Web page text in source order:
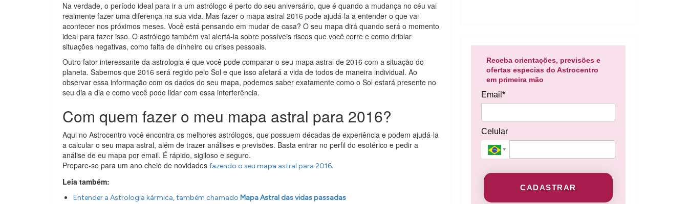
Na verdade, o período ideal para ir a um astrólogo é perto do seu aniversário, que é quando a mudança no céu vai
realmente fazer uma diferença na sua vida. Mas fazer o mapa astral 2016 pode ajudá-la a entender o que vai
acontecer nos próximos meses. Você está pensando em mudar de casa? O seu mapa dirá quando será o momento
ideal para fazer isso. O astrólogo também vai alertá-la sobre possíveis riscos que você corre e como driblar
situações negativas, como falta de dinheiro ou crises pessoais.
Outro fator interessante da astrologia é que você pode comparar o seu mapa astral de 2016 com a situação do
planeta. Sabemos que 2016 será regido pelo Sol e que isso afetará a vida de todos de maneira individual. Ao
observar essa informação com os dados do seu mapa, podemos saber exatamente como o Sol estará presente no
seu dia a dia e como você pode lidar com essa interferência.
Com quem fazer o meu mapa astral para 2016?
Aqui no Astrocentro você encontra os melhores astrólogos, que possuem décadas de experiência e podem ajudá-la
a calcular o seu mapa astral, além de trazer análises e previsões. Basta entrar no perfil do esotérico e pedir a
análise de eu mapa por email. É rápido, sigiloso e seguro.
Prepare-se para um ano cheio de novidades fazendo o seu mapa astral para 2016.
Leia também:
Entender a Astrologia kármica, também chamado Mapa Astral das vidas passadas
Receba orientações, previsões e
ofertas especias do Astrocentro
em primeira mão
Email*
Celular
CADASTRAR